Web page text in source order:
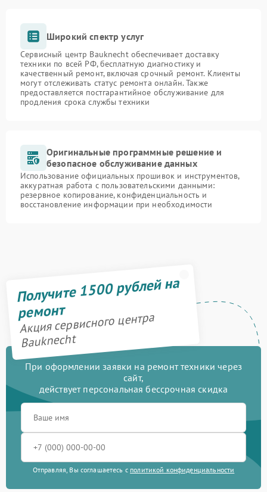
Широкий спектр услуг
Сервисный центр Bauknecht обеспечивает доставку
техники по всей РФ, бесплатную диагностику и
качественный ремонт, включая срочный ремонт. Клиенты
могут отслеживать статус ремонта онлайн. Также
предоставляется постгарантийное обслуживание для
продления срока службы техники
Оригинальные программные решение и
безопасное обслуживание данных
Использование официальных прошивок и инструментов,
аккуратная работа с пользовательскими данными:
резервное копирование, конфиденциальность и
восстановление информации при необходимости
Получите 1500 рублей на
ремонт
Акция сервисного центра
Bauknecht
При оформлении заявки на ремонт техники через
сайт,
действует персональная бессрочная скидка
Отправляя, Вы соглашаетесь с политикой конфиденциальности